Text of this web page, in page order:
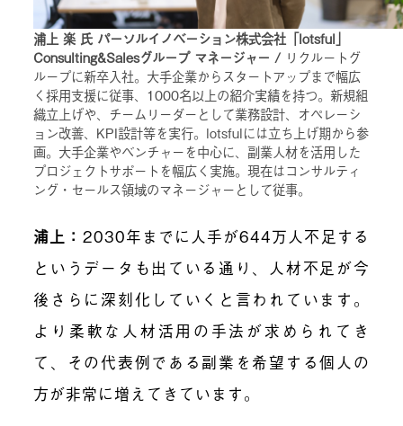
浦上 楽 氏 パーソルイノベーション株式会社「lotsful」
Consulting&Salesグループ マネージャー / リクルートグ
ループに新卒入社。大手企業からスタートアップまで幅広
く採用支援に従事、1000名以上の紹介実績を持つ。新規組
織立上げや、チームリーダーとして業務設計、オペレーシ
ョン改善、KPI設計等を実行。lotsfulには立ち上げ期から参
画。大手企業やベンチャーを中心に、副業人材を活用した
プロジェクトサポートを幅広く実施。現在はコンサルティ
ング・セールス領域のマネージャーとして従事。
浦上： 2030年までに人手が644万人不足する
というデータも出ている通り、人材不足が今
後さらに深刻化していくと言われています。
より柔軟な人材活用の手法が求められてき
て、その代表例である副業を希望する個人の
方が非常に増えてきています。